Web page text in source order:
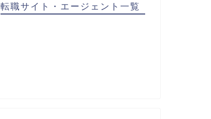
転職サイト・エージェント一覧